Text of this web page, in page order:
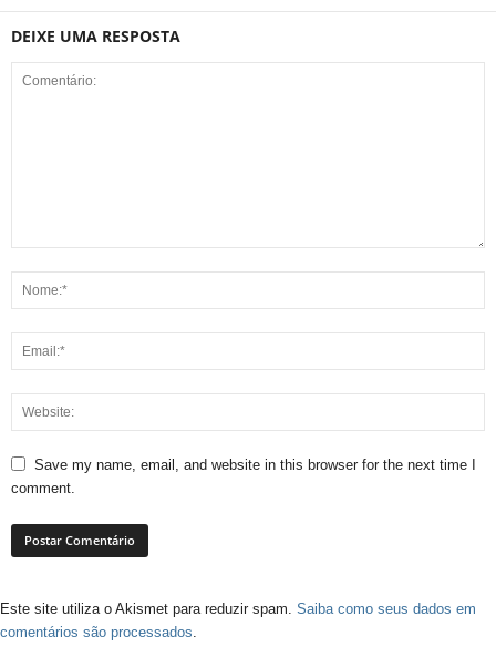
DEIXE UMA RESPOSTA
Save my name, email, and website in this browser for the next time I
comment.
Este site utiliza o Akismet para reduzir spam. Saiba como seus dados em
comentários são processados.